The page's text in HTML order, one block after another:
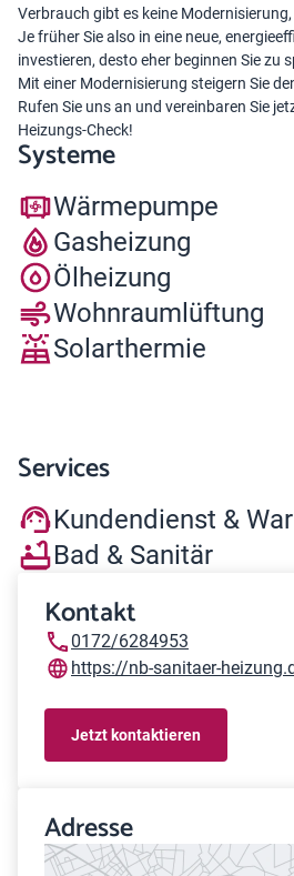
Verbrauch gibt es keine
Je früher Sie also in eine neue,
investieren, desto eher beginnen Sie zu
Mit einer Modernisierung steigern Sie
Rufen Sie uns an und vereinbaren Sie
Heizungs-Check!
Systeme
Wärmepumpe
Gasheizung
Ölheizung
Wohnraumlüftung
Solarthermie
Services
Kundendienst &
Bad & Sanitär
Kontakt
0172/6284953
https://nb-sanitaer-
Jetzt kontaktieren
Adresse